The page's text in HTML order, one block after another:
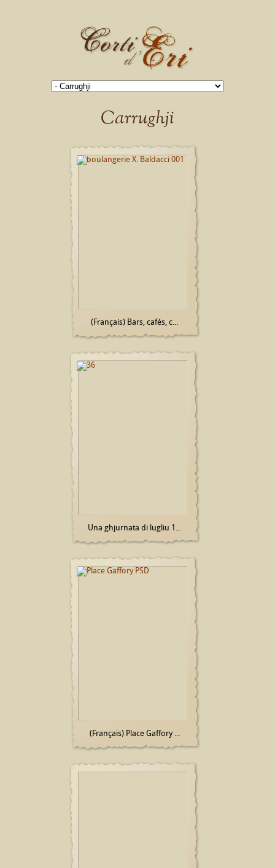
Carrughji
(Français) Bars, cafés, c...
Una ghjurnata di lugliu 1...
(Français) Place Gaffory ...